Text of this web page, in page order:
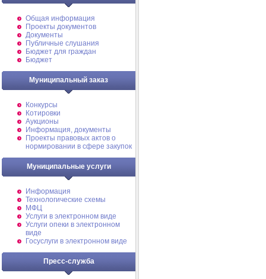
Общая информация
Проекты документов
Документы
Публичные слушания
Бюджет для граждан
Бюджет
Муниципальный заказ
Конкурсы
Котировки
Аукционы
Информация, документы
Проекты правовых актов о
нормировании в сфере закупок
Муниципальные услуги
Информация
Технологические схемы
МФЦ
Услуги в электронном виде
Услуги опеки в электронном
виде
Госуслуги в электронном виде
Пресс-служба